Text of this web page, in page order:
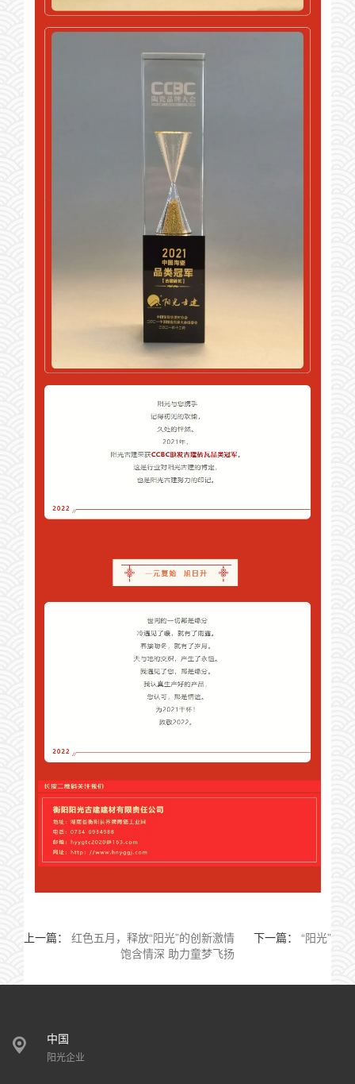
上一篇： 红色五月，释放“阳光”的创新激情 下一篇： “阳光”
饱含情深 助力童梦飞扬
中国
阳光企业